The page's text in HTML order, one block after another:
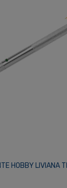
HOBBY LIVIANA